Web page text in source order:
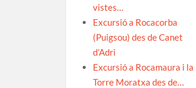
vistes…
Excursió a Rocacorba
(Puigsou) des de Canet
d’Adri
Excursió a Rocamaura i la
Torre Moratxa des de…